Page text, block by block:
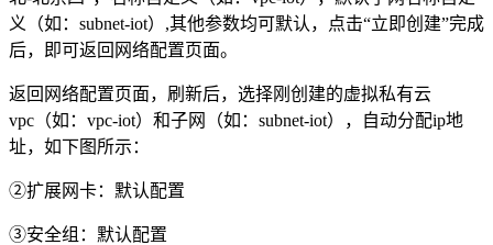
义（如：subnet-iot）,其他参数均可默认，点击“立即创建”完成
后，即可返回网络配置页面。
返回网络配置页面，刷新后，选择刚创建的虚拟私有云
vpc（如：vpc-iot）和子网（如：subnet-iot），自动分配ip地
址，如下图所示：
②扩展网卡：默认配置
③安全组：默认配置